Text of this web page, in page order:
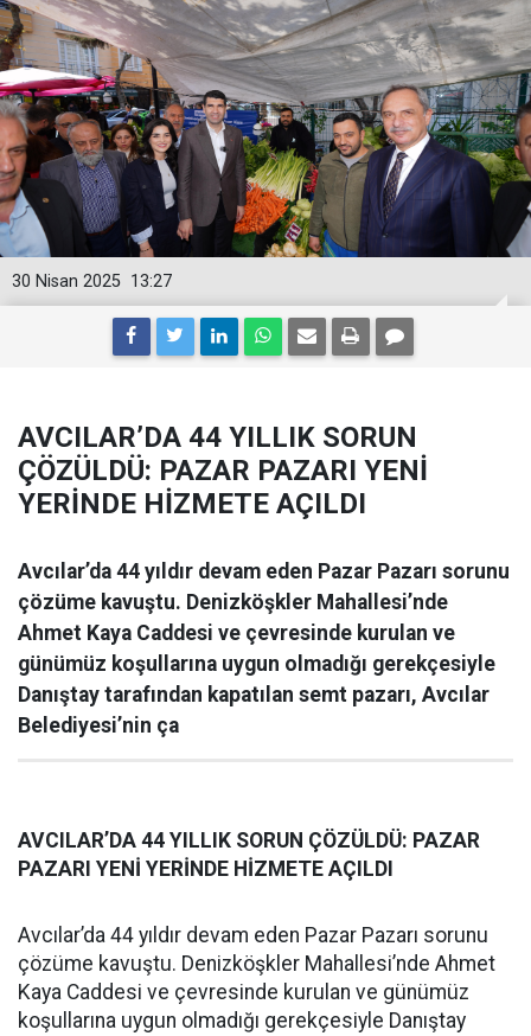
13:27
30 Nisan 2025
AVCILAR’DA 44 YILLIK SORUN
ÇÖZÜLDÜ: PAZAR PAZARI YENİ
YERİNDE HİZMETE AÇILDI
Avcılar’da 44 yıldır devam eden Pazar Pazarı sorunu
çözüme kavuştu. Denizköşkler Mahallesi’nde
Ahmet Kaya Caddesi ve çevresinde kurulan ve
günümüz koşullarına uygun olmadığı gerekçesiyle
Danıştay tarafından kapatılan semt pazarı, Avcılar
Belediyesi’nin ça
AVCILAR’DA 44 YILLIK SORUN ÇÖZÜLDÜ: PAZAR
PAZARI YENİ YERİNDE HİZMETE AÇILDI
Avcılar’da 44 yıldır devam eden Pazar Pazarı sorunu
çözüme kavuştu. Denizköşkler Mahallesi’nde Ahmet
Kaya Caddesi ve çevresinde kurulan ve günümüz
koşullarına uygun olmadığı gerekçesiyle Danıştay